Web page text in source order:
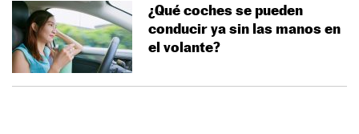
¿Qué coches se pueden
conducir ya sin las manos en
el volante?